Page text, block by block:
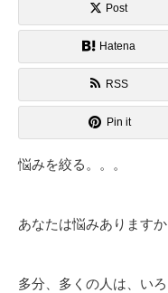
Post
Hatena
RSS
Pin it
悩みを絞る。。。
あなたは悩みありますか
多分、多くの人は、い